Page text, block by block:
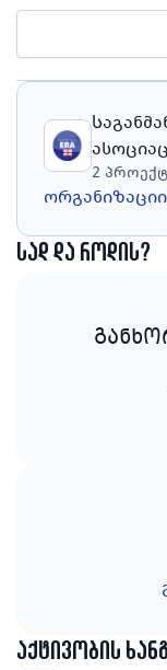
2
სად და როდის?
აქტივობის